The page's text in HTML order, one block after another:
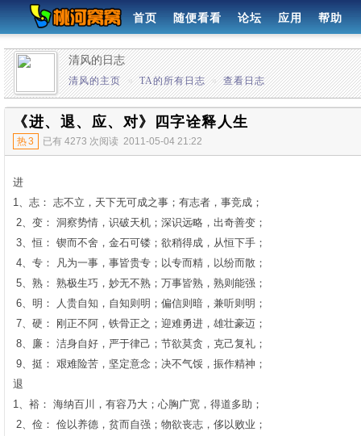
首页 随便看看 论坛 应用 帮助
清风的日志
清风的主页 » TA的所有日志 » 查看日志
《进、退、应、对》四字诠释人生
热3 已有 4273 次阅读 2011-05-04 21:22
进
1、志： 志不立，天下无可成之事；有志者，事竞成；
2、变： 洞察势情，识破天机；深识远略，出奇善变；
3、恒： 锲而不舍，金石可镂；欲稍得成，从恒下手；
4、专： 凡为一事，事皆贵专；以专而精，以纷而散；
5、熟： 熟极生巧，妙无不熟；万事皆熟，熟则能强；
6、明： 人贵自知，自知则明；偏信则暗，兼听则明；
7、硬： 刚正不阿，铁骨正之；迎难勇进，雄壮豪迈；
8、廉： 洁身自好，严于律己；节欲莫贪，克己复礼；
9、挺： 艰难险苦，坚定意念；决不气馁，振作精神；
退
1、裕： 海纳百川，有容乃大；心胸广宽，得道多助；
2、俭： 俭以养德，贫而自强；物欲丧志，侈以败业；